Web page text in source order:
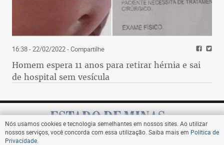
16:38 - 22/02/2022- Compartilhe
Homem espera 11 anos para retirar hérnia e sai
de hospital sem vesícula
Nós usamos cookies e tecnologia semelhantes em nossos sites. Ao utilizar
nossos serviços, você concorda com essa utilização. Saiba mais em Política de
Privacidade